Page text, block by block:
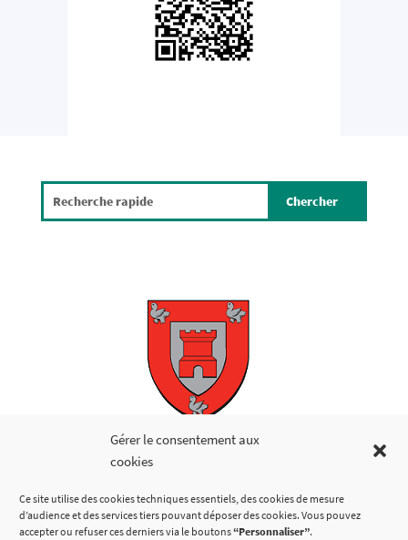
Gérer le consentement aux
cookies
Ce site utilise des cookies techniques essentiels, des cookies de mesure
d’audience et des services tiers pouvant déposer des cookies. Vous pouvez
accepter ou refuser ces derniers via le boutons“Personnaliser”.
Copyright © 2026